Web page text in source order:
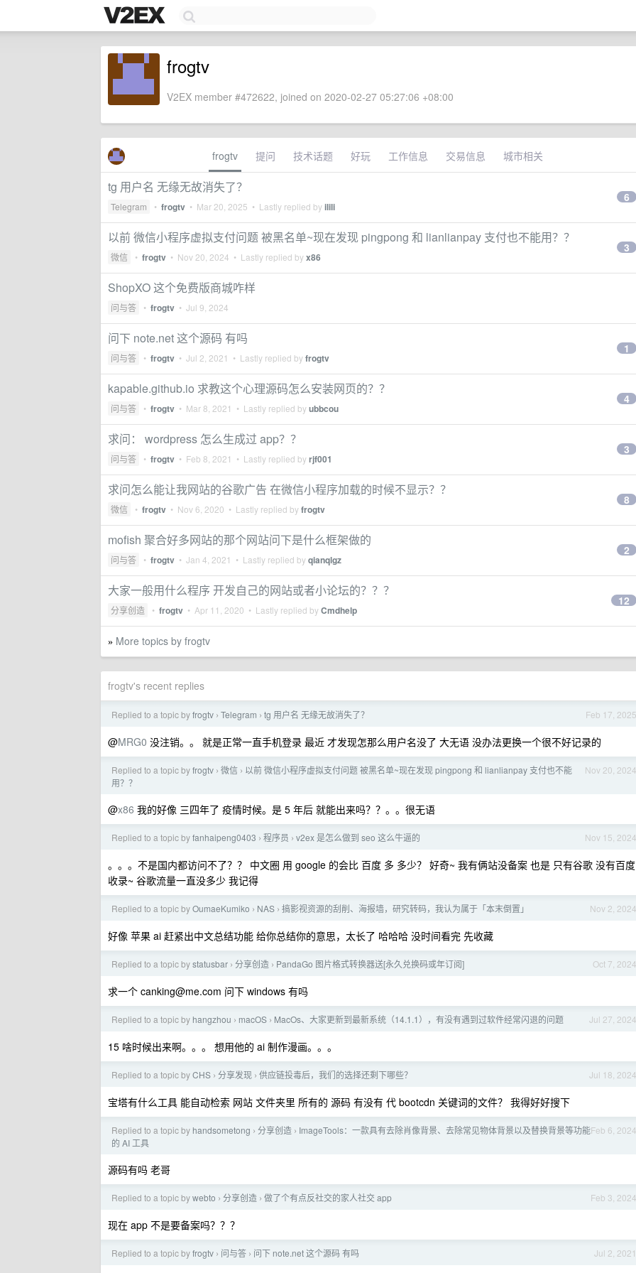
frogtv
V2EX member #472622, joined on 2020-02-27 05:27:06 +08:00
frogtv 提问 技术话题 好玩 工作信息 交易信息 城市相关
tg 用户名 无缘无故消失了？
Telegram • frogtv • Mar 20, 2025 • Lastly replied byilili
6
以前 微信小程序虚拟支付问题 被黑名单~现在发现 pingpong 和 lianlianpay 支付也不能用？？
微信 • frogtv • Nov 20, 2024 • Lastly replied byx86
3
ShopXO 这个免费版商城咋样
问与答 • frogtv • Jul 9, 2024
问下 note.net 这个源码 有吗
问与答 • frogtv • Jul 2, 2021 • Lastly replied byfrogtv
1
kapable.github.io 求教这个心理源码怎么安装网页的？？
问与答 • frogtv • Mar 8, 2021 • Lastly replied byubbcou
4
求问： wordpress 怎么生成过 app？？
问与答 • frogtv • Feb 8, 2021 • Lastly replied byrjf001
3
求问怎么能让我网站的谷歌广告 在微信小程序加载的时候不显示？？
微信 • frogtv • Nov 6, 2020 • Lastly replied byfrogtv
8
mofish 聚合好多网站的那个网站问下是什么框架做的
问与答 • frogtv • Jan 4, 2021 • Lastly replied byqianqlgz
2
大家一般用什么程序 开发自己的网站或者小论坛的？？？
分享创造 • frogtv • Apr 11, 2020 • Lastly replied byCmdhelp
12
» More topics by frogtv
frogtv's recent replies
Feb 17, 2025
Replied to a topic byfrogtv › Telegram › tg 用户名 无缘无故消失了？
@MRG0 没注销。。 就是正常一直手机登录 最近 才发现怎那么用户名没了 大无语 没办法更换一个很不好记录的
Nov 20, 2024
Replied to a topic byfrogtv › 微信 › 以前 微信小程序虚拟支付问题 被黑名单~现在发现 pingpong 和 lianlianpay 支付也不能
用？？
@x86 我的好像 三四年了 疫情时候。是 5 年后 就能出来吗？？。。很无语
Nov 15, 2024
Replied to a topic byfanhaipeng0403 › 程序员 › v2ex 是怎么做到 seo 这么牛逼的
。。。不是国内都访问不了？？ 中文圈 用 google 的会比 百度 多 多少？ 好奇~ 我有俩站没备案 也是 只有谷歌 没有百度
收录~ 谷歌流量一直没多少 我记得
Nov 2, 2024
Replied to a topic byOumaeKumiko › NAS › 搞影视资源的刮削、海报墙，研究转码，我认为属于「本末倒置」
好像 苹果 ai 赶紧出中文总结功能 给你总结你的意思，太长了 哈哈哈 没时间看完 先收藏
Oct 7, 2024
Replied to a topic bystatusbar › 分享创造 › PandaGo 图片格式转换器送[永久兑换码或年订阅]
求一个 canking@me.com 问下 windows 有吗
Jul 27, 2024
Replied to a topic by hangzhou › macOS › MacOs、大家更新到最新系统（14.1.1），有没有遇到过软件经常闪退的问题
15 啥时候出来啊。。。 想用他的 ai 制作漫画。。。
Jul 18, 2024
Replied to a topic byCHS › 分享发现 › 供应链投毒后，我们的选择还剩下哪些？
宝塔有什么工具 能自动检索 网站 文件夹里 所有的 源码 有没有 代 bootcdn 关键词的文件？ 我得好好搜下
Feb 6, 2024
Replied to a topic by handsometong › 分享创造 › ImageTools：一款具有去除肖像背景、去除常见物体背景以及替换背景等功能
的 AI 工具
源码有吗 老哥
Feb 3, 2024
Replied to a topic bywebto › 分享创造 › 做了个有点反社交的家人社交 app
现在 app 不是要备案吗？？？
Jul 2, 2021
Replied to a topic byfrogtv › 问与答 › 问下 note.net 这个源码 有吗